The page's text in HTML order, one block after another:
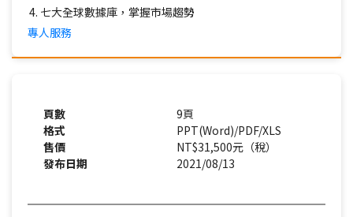
七大全球數據庫，掌握市場趨勢
專人服務
頁數
9頁
格式
PPT(Word)/PDF/XLS
售價
NT$31,500元（稅）
發布日期
2021/08/13